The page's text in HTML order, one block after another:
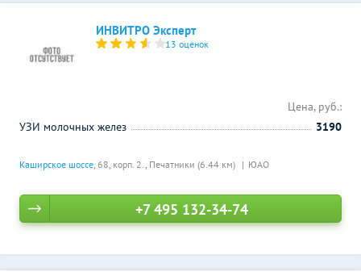
ИНВИТРО Эксперт
13 оценок
Каширское шоссе, 68, корп. 2., Печатники (6.44 км) ЮАО
Цена, руб.:
УЗИ молочных желез
3190
+7 495 132-34-74